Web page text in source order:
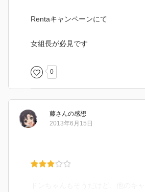
Rentaキャンペーンにて
女組長が必見です
0
藤さんの感想
2013年6月15日